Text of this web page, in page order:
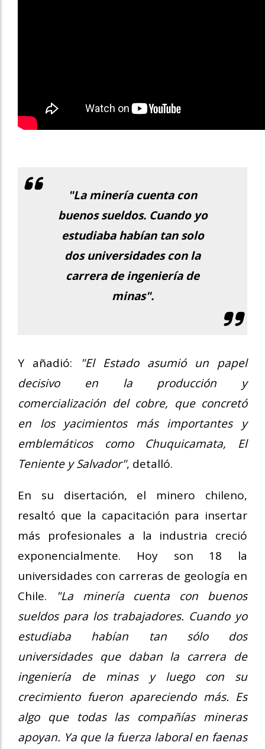
"La minería cuenta con
buenos sueldos. Cuando yo
estudiaba habían tan solo
dos universidades con la
carrera de ingeniería de
minas".
Y añadió:
"El Estado asumió un papel
decisivo en la producción y
comercialización del cobre, que concretó
en los yacimientos más importantes y
emblemáticos como Chuquicamata, El
Teniente y Salvador", detalló.
En su disertación, el minero chileno,
resaltó que la capacitación para insertar
más profesionales a la industria creció
exponencialmente. Hoy son 18 la
universidades con carreras de geología en
Chile.
"La minería cuenta con buenos
sueldos para los trabajadores. Cuando yo
estudiaba habían tan sólo dos
universidades que daban la carrera de
ingeniería de minas y luego con su
crecimiento fueron apareciendo más. Es
algo que todas las compañías mineras
apoyan. Ya que la fuerza laboral en faenas